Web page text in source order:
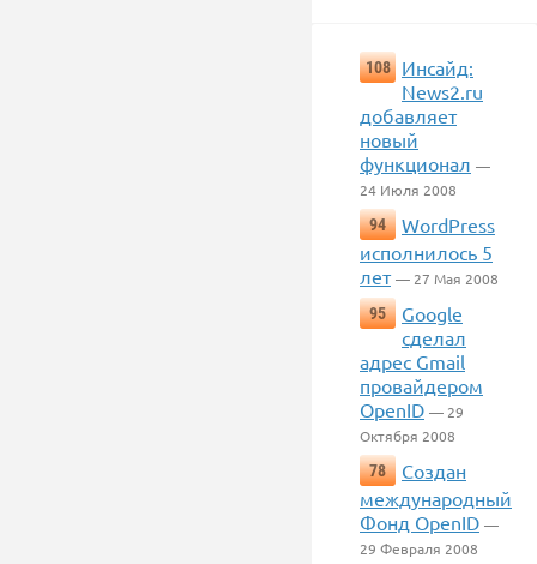
108
Инсайд:
News2.ru
добавляет
новый
функционал —
24 Июля 2008
94
WordPress
исполнилось 5
лет — 27 Мая 2008
95
Google
сделал
адрес Gmail
провайдером
OpenID — 29
Октября 2008
78
Создан
международный
Фонд OpenID —
29 Февраля 2008